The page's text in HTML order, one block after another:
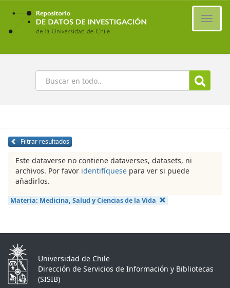
Ir
contenido
principal
Buscar
Filtrar resultados
Este dataverse no contiene dataverses, datasets, ni
archivos. Por favor identifíquese para ver si puede
añadirlos.
Materia: Medicina, Salud y Ciencias de la Vida
Universidad de Chile
Dirección de Servicios de Información y Bibliotecas
(SISIB)